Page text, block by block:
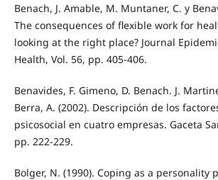
Benach, J. Amable, M. Muntaner, C. y
The consequences of flexible work for
looking at the right place? Journal
Health, Vol. 56, pp. 405-406.
Benavides, F. Gimeno, D. Benach. J.
Berra, A. (2002). Descripción de los
psicosocial en cuatro empresas. Gaceta
pp. 222-229.
Bolger, N. (1990). Coping as a personality